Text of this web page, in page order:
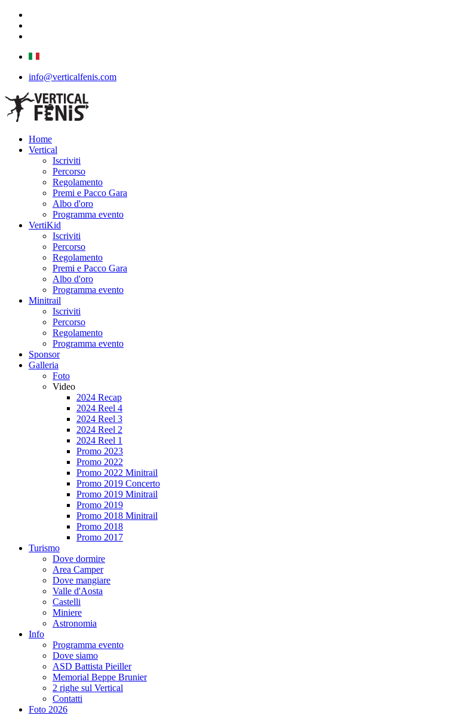
info@verticalfenis.com
Home
Vertical
Iscriviti
Percorso
Regolamento
Premi e Pacco Gara
Albo d'oro
Programma evento
VertiKid
Iscriviti
Percorso
Regolamento
Premi e Pacco Gara
Albo d'oro
Programma evento
Minitrail
Iscriviti
Percorso
Regolamento
Programma evento
Sponsor
Galleria
Foto
Video
2024 Recap
2024 Reel 4
2024 Reel 3
2024 Reel 2
2024 Reel 1
Promo 2023
Promo 2022
Promo 2022 Minitrail
Promo 2019 Concerto
Promo 2019 Minitrail
Promo 2019
Promo 2018 Minitrail
Promo 2018
Promo 2017
Turismo
Dove dormire
Area Camper
Dove mangiare
Valle d'Aosta
Castelli
Miniere
Astronomia
Info
Programma evento
Dove siamo
ASD Battista Pieiller
Memorial Beppe Brunier
2 righe sul Vertical
Contatti
Foto 2026